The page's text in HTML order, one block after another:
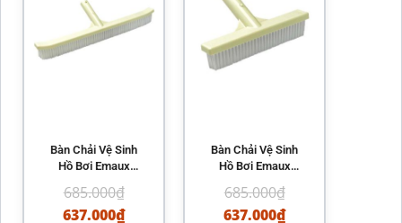
Bàn Chải Vệ Sinh
Hồ Bơi Emaux
Lượng Cao, Hiệu
Quả
685.000₫
637.000₫
Bàn Chải Vệ Sinh
Hồ Bơi Emaux
Bền Bỉ, Hiệu Quả
Cao
685.000₫
637.000₫